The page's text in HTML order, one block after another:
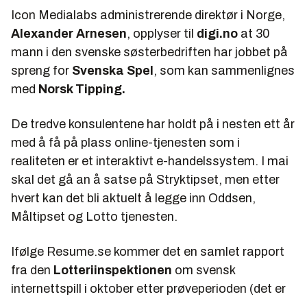
Icon Medialabs administrerende direktør i Norge,
Alexander Arnesen, opplyser til digi.no at 30
mann i den svenske søsterbedriften har jobbet på
spreng for Svenska Spel , som kan sammenlignes
med Norsk Tipping.
De tredve konsulentene har holdt på i nesten ett år
med å få på plass online-tjenesten som i
realiteten er et interaktivt e-handelssystem. I mai
skal det gå an å satse på Stryktipset, men etter
hvert kan det bli aktuelt å legge inn Oddsen,
Måltipset og Lotto tjenesten.
Ifølge Resume.se kommer det en samlet rapport
fra den Lotteriinspektionen om svensk
internettspill i oktober etter prøveperioden (det er